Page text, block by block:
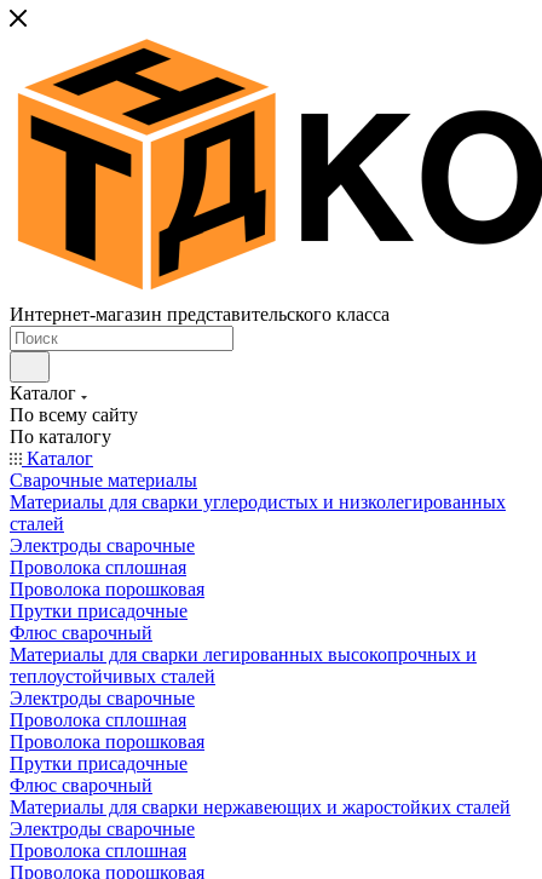
Интернет-магазин представительского класса
Каталог
По всему сайту
По каталогу
Каталог
Сварочные материалы
Материалы для сварки углеродистых и низколегированных
сталей
Электроды сварочные
Проволока сплошная
Проволока порошковая
Прутки присадочные
Флюс сварочный
Материалы для сварки легированных высокопрочных и
теплоустойчивых сталей
Электроды сварочные
Проволока сплошная
Проволока порошковая
Прутки присадочные
Флюс сварочный
Материалы для сварки нержавеющих и жаростойких сталей
Электроды сварочные
Проволока сплошная
Проволока порошковая